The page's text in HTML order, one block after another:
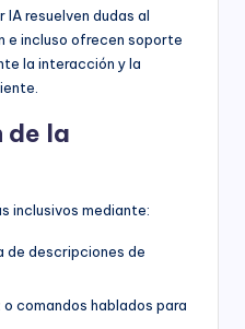
resuelven dudas al
e incluso ofrecen soporte
la interacción y la
de la
inclusivos mediante:
de descripciones de
comandos hablados para